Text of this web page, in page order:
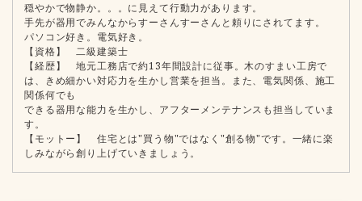
穏やかで物静か。。。に見えて行動力があります。
手先が器用でみんなからすーさんすーさんと頼りにされてます。
パソコン好き。電気好き。
【資格】 二級建築士
【経歴】 地元工務店で約13年間設計に従事。木のすまい工房で
は、きめ細かい対応力を生かし営業を担当。また、電気関係、施工
関係何でも
できる器用な能力を生かし、アフターメンテナンスも担当していま
す。
【モットー】 住宅とは"買う物"ではなく"創る物"です。一緒に楽
しみながら創り上げていきましょう。